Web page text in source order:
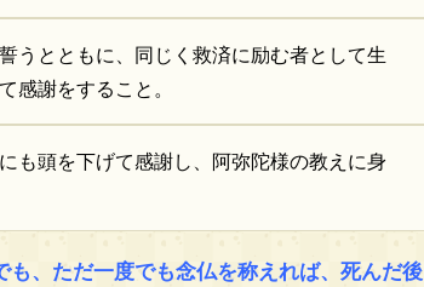
うとともに、同じく救済に励む者として生
感謝をすること。
も頭を下げて感謝し、阿弥陀様の教えに身
、ただ一度でも念仏を称えれば、死んだ後